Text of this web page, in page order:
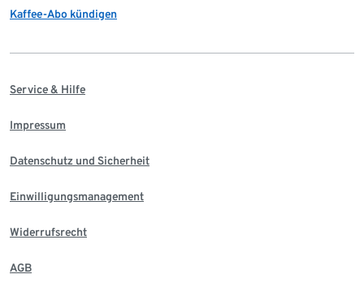
Kaffee-Abo kündigen
Service & Hilfe
Impressum
Datenschutz und Sicherheit
Einwilligungsmanagement
Widerrufsrecht
AGB